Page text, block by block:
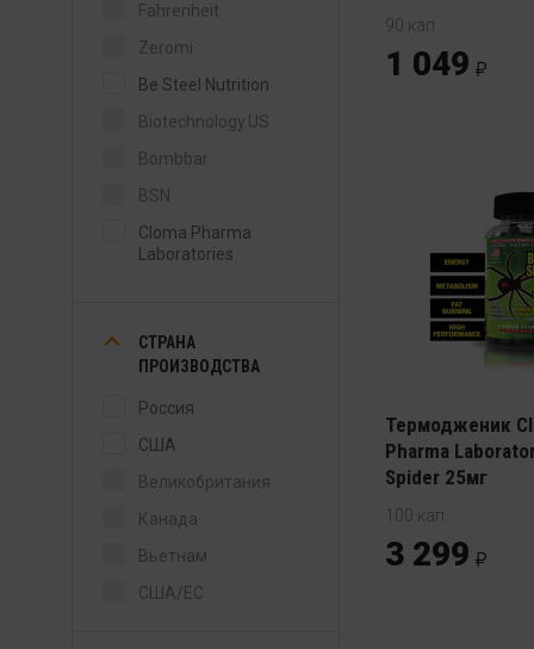
Fahrenheit
Zeromi
Be Steel Nutrition
Biotechnology.US
Bombbar
BSN
Cloma Pharma
Laboratories
Fitness Food Factory
GAT Sport
HealthStore
Mutant
Natural Supp
NOW
Nutrex Research
СТРАНА
ПРОИЗВОДСТВА
Россия
США
Великобритания
Канада
Вьетнам
США/ЕС
90 кап
1 049
Термодженик
Pharma
Spider 25мг
100 кап
3 299